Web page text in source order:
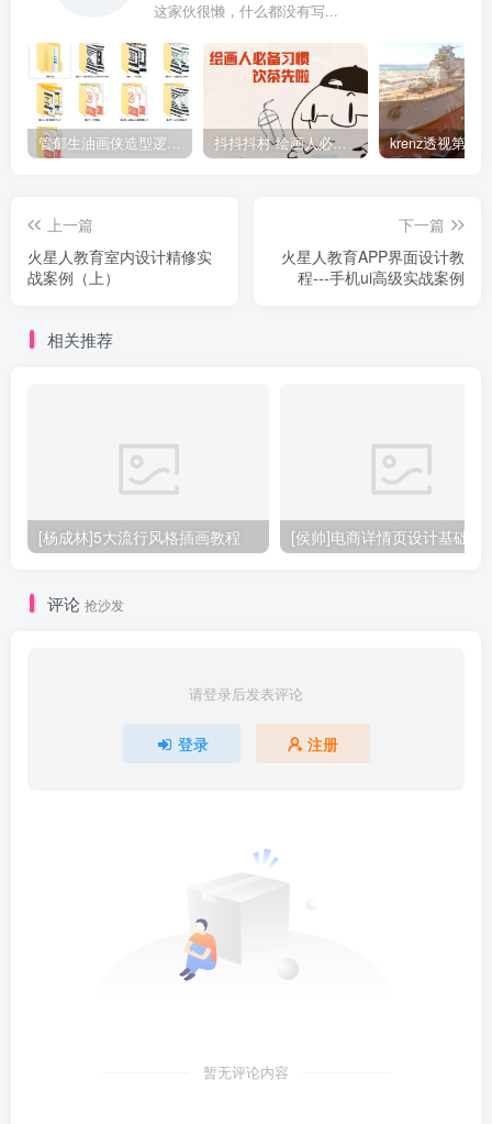
这家伙很懒，什么都没有写...
管郁生油画侠造型逻辑班第一期2019年5月【高清不缺课】 抖抖抖村 绘画人必备习惯2020【画质不错】
上一篇
火星人教育室内设计精修实
战案例（上）
下一篇
火星人教育APP界面设计教
程---手机ui高级实战案例
相关推荐
[杨成林]5大流行风格插画教程 [侯帅]电商详情页设计基础
评论 抢沙发
请登录后发表评论
登录 注册
暂无评论内容